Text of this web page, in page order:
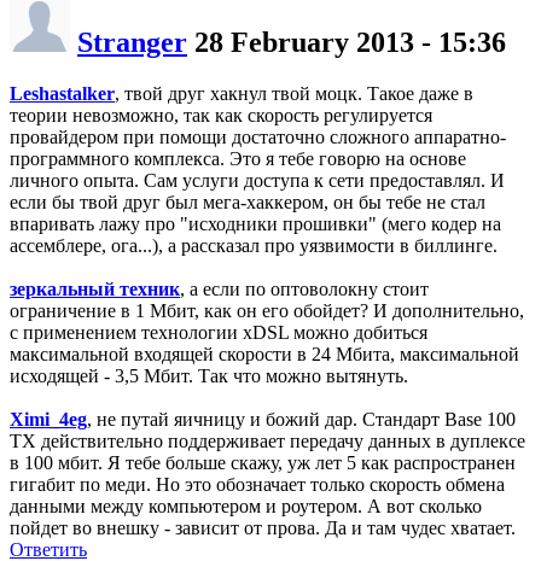
Stranger 28 February 2013 - 15:36
Leshastalker, твой друг хакнул твой моцк. Такое даже в
теории невозможно, так как скорость регулируется
провайдером при помощи достаточно сложного аппаратно-
программного комплекса. Это я тебе говорю на основе
личного опыта. Сам услуги доступа к сети предоставлял. И
если бы твой друг был мега-хаккером, он бы тебе не стал
впаривать лажу про "исходники прошивки" (мего кодер на
ассемблере, ога...), а рассказал про уязвимости в биллинге.
зеркальный техник, а если по оптоволокну стоит
ограничение в 1 Мбит, как он его обойдет? И дополнительно,
с применением технологии xDSL можно добиться
максимальной входящей скорости в 24 Мбита, максимальной
исходящей - 3,5 Мбит. Так что можно вытянуть.
Ximi_4eg, не путай яичницу и божий дар. Стандарт Base 100
TX действительно поддерживает передачу данных в дуплексе
в 100 мбит. Я тебе больше скажу, уж лет 5 как распространен
гигабит по меди. Но это обозначает только скорость обмена
данными между компьютером и роутером. А вот сколько
пойдет во внешку - зависит от прова. Да и там чудес хватает.
Ответить